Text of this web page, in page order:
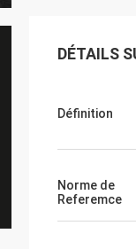
DÉTAILS
Définition
Norme de
Referemce